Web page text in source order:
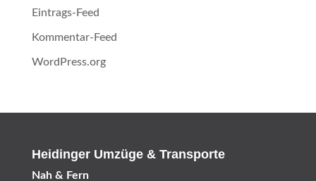
Eintrags-Feed
Kommentar-Feed
WordPress.org
Heidinger Umzüge & Transporte
Nah & Fern